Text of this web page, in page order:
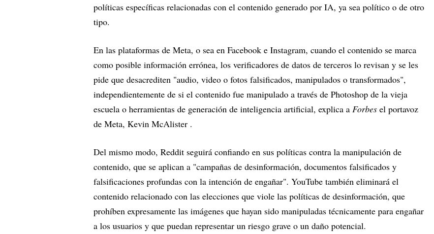
políticas específicas relacionadas con el contenido generado por IA, ya sea político o de otro
tipo.
En las plataformas de Meta, o sea en Facebook e Instagram, cuando el contenido se marca
como posible información errónea, los verificadores de datos de terceros lo revisan y se les
pide que desacrediten "audio, video o fotos falsificados, manipulados o transformados",
independientemente de si el contenido fue manipulado a través de Photoshop de la vieja
escuela o herramientas de generación de inteligencia artificial, explica a Forbes el portavoz
de Meta, Kevin McAlister .
Del mismo modo, Reddit seguirá confiando en sus políticas contra la manipulación de
contenido, que se aplican a "campañas de desinformación, documentos falsificados y
falsificaciones profundas con la intención de engañar". YouTube también eliminará el
contenido relacionado con las elecciones que viole las políticas de desinformación, que
prohíben expresamente las imágenes que hayan sido manipuladas técnicamente para engañar
a los usuarios y que puedan representar un riesgo grave o un daño potencial.